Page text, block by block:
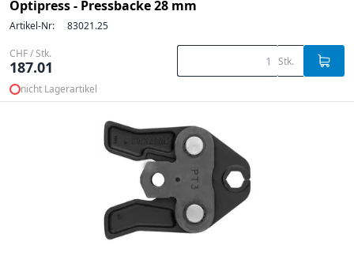
Optipress - Pressbacke 28 mm
Artikel-Nr: 83021.25
CHF / Stk.
187.01 Stk.
nicht Lagerartikel